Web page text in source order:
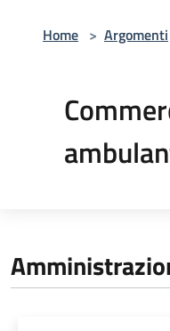
Home > Argomenti